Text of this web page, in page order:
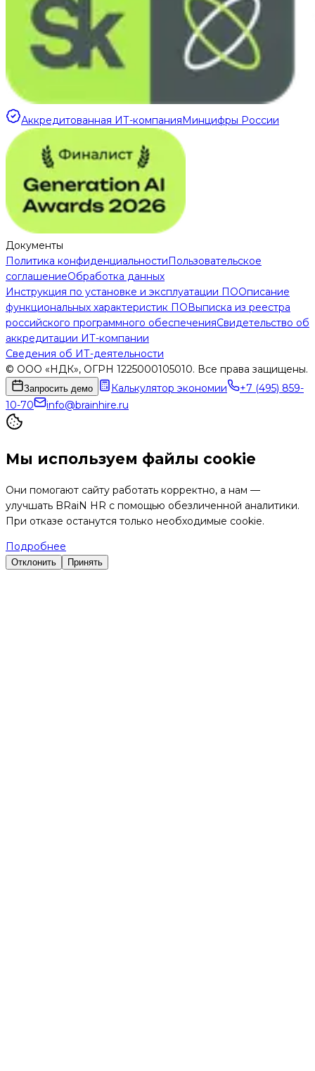
Аккредитованная ИТ-компанияМинцифры России
Документы
Политика конфиденциальностиПользовательское
соглашениеОбработка данных
Инструкция по установке и эксплуатации ПООписание
функциональных характеристик ПОВыписка из реестра
российского программного обеспеченияСвидетельство об
аккредитации ИТ-компании
Сведения об ИТ-деятельности
© ООО «НДК», ОГРН 1225000105010. Все права защищены.
Запросить демо Калькулятор экономии
+7 (495) 859-
10-70
info@brainhire.ru
Мы используем файлы cookie
Они помогают сайту работать корректно, а нам —
улучшать BRaiN HR с помощью обезличенной аналитики.
При отказе останутся только необходимые cookie.
Подробнее
Отклонить Принять